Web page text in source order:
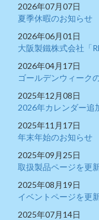
2026年07月07日
夏季休暇のお知らせ
2026年06月01日
大阪製鐵株式会社「
2026年04月17日
ゴールデンウィーク
2025年12月08日
2026年カレンダー追
2025年11月17日
年末年始のお知らせ
2025年09月25日
取扱製品ページを更
2025年08月19日
イベントページを更
2025年07月14日